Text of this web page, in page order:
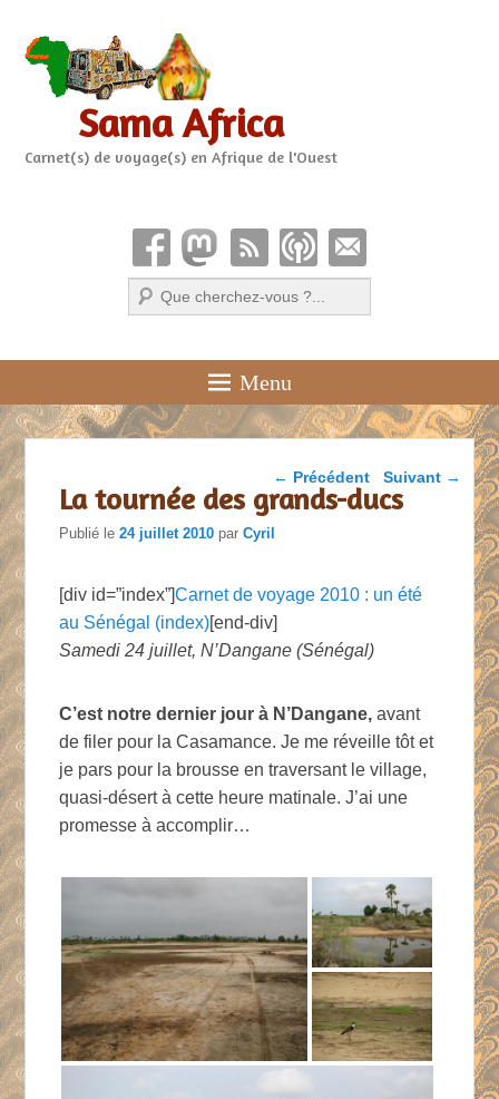
Sama Africa
Carnet(s) de voyage(s) en Afrique de l'Ouest
Recherche
Menu
Parcourir les articles
← Précédent Suivant →
La tournée des grands-ducs
Publié le24 juillet 2010 parCyril
[div id=”index”]Carnet de voyage 2010 : un été
au Sénégal (index)[end-div]
Samedi 24 juillet, N’Dangane (Sénégal)
C’est notre dernier jour à N’Dangane, avant
de filer pour la Casamance. Je me réveille tôt et
je pars pour la brousse en traversant le village,
quasi-désert à cette heure matinale. J’ai une
promesse à accomplir…